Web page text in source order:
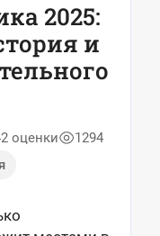
2025:
и
оценки
1294